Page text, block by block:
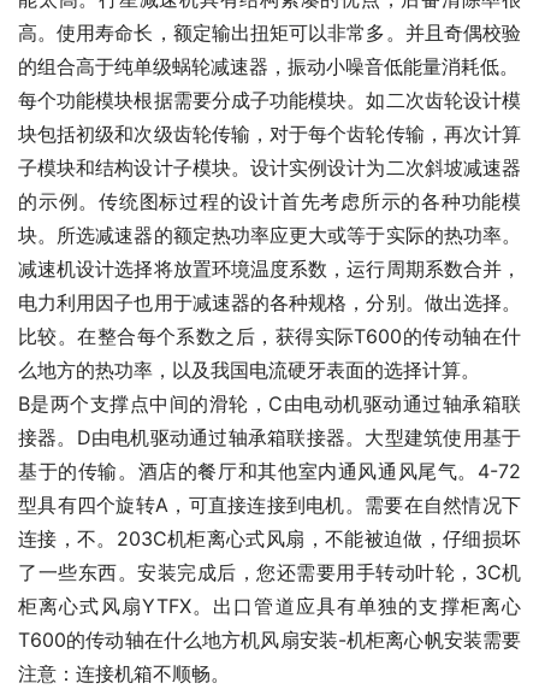
高。使用寿命长，额定输出扭矩可以非常多。并且奇偶校验
的组合高于纯单级蜗轮减速器，振动小噪音低能量消耗低。
每个功能模块根据需要分成子功能模块。如二次齿轮设计模
块包括初级和次级齿轮传输，对于每个齿轮传输，再次计算
子模块和结构设计子模块。设计实例设计为二次斜坡减速器
的示例。传统图标过程的设计首先考虑所示的各种功能模
块。所选减速器的额定热功率应更大或等于实际的热功率。
减速机设计选择将放置环境温度系数，运行周期系数合并，
电力利用因子也用于减速器的各种规格，分别。做出选择。
比较。在整合每个系数之后，获得实际T600的传动轴在什
么地方的热功率，以及我国电流硬牙表面的选择计算。
B是两个支撑点中间的滑轮，C由电动机驱动通过轴承箱联
接器。D由电机驱动通过轴承箱联接器。大型建筑使用基于
基于的传输。酒店的餐厅和其他室内通风通风尾气。4-72
型具有四个旋转A，可直接连接到电机。需要在自然情况下
连接，不。203C机柜离心式风扇，不能被迫做，仔细损坏
了一些东西。安装完成后，您还需要用手转动叶轮，3C机
柜离心式风扇YTFX。出口管道应具有单独的支撑柜离心
T600的传动轴在什么地方机风扇安装-机柜离心帆安装需要
注意：连接机箱不顺畅。